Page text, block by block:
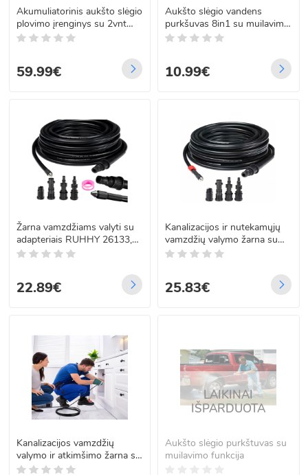
Akumuliatorinis aukšto slėgio
plovimo įrenginys su 2vnt
akumuliatoriais BOXER BX-
59.99€
Aukšto slėgio vandens
purkšuvas 8in1 su muilavimo
funkcija
10.99€
Žarna vamzdžiams valyti su
adapteriais RUHHY 26133,
20 m
22.89€
Kanalizacijos ir nutekamųjų
vamzdžių valymo žarna su
adapteriais, 15 m
25.83€
Kanalizacijos vamzdžių
valymo ir atkimšimo žarna su
adapteriais, 20 m
LAIKINAI
IŠPARDUOTA
Aukšto slėgio purkštuvas su
muilavimo funkcija